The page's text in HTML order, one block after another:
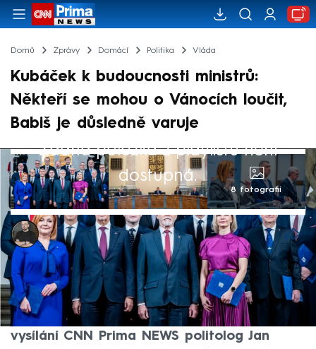
Domů Zprávy Domácí Politika Vláda
Kubáček k budoucnosti ministrů:
Někteří se mohou o Vánocích loučit,
Babiš je důsledně varuje
Žádná položka z playlistu není
dostupná.
8 fotografií
Marek Pausz
9. čvc 2026, 15:05
Ministři za SPD mají mnohem bližší vztah k
premiérovi Andreji Babišovi (ANO) než ke
straně, jež je nominovala, poznamenal ve
vysílání CNN Prima NEWS politolog Jan